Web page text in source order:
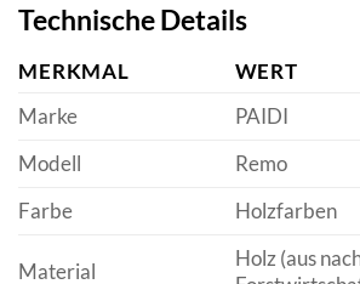
Technische Details
MERKMAL
WERT
Marke
PAIDI
Modell
Remo
Farbe
Holzfarben
Material
Holz (aus